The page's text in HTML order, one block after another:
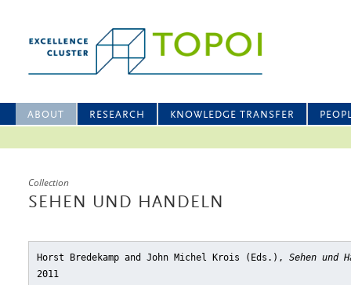
ABOUT RESEARCH KNOWLEDGE TRANSFER
Collection
SEHEN UND HANDELN
Horst Bredekamp and John Michel Krois (Eds.), Sehen und
2011